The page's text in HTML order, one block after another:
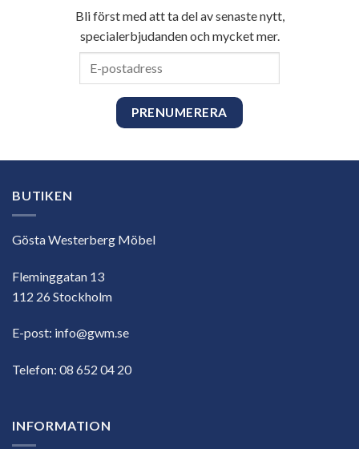
Bli först med att ta del av senaste nytt,
specialerbjudanden och mycket mer.
BUTIKEN
Gösta Westerberg Möbel
Fleminggatan 13
112 26 Stockholm
E-post: info@gwm.se
Telefon: 08 652 04 20
INFORMATION